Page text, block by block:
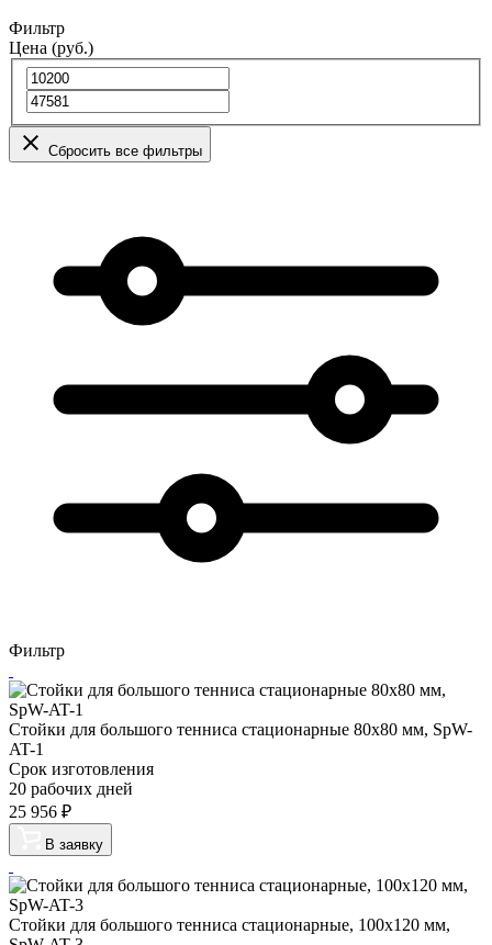
Фильтр
Цена (руб.)
Сбросить все фильтры
Фильтр
Стойки для большого тенниса стационарные 80х80 мм, SpW-
AT-1
Срок изготовления
20 рабочих дней
25 956 ₽
В заявку
Стойки для большого тенниса стационарные, 100х120 мм,